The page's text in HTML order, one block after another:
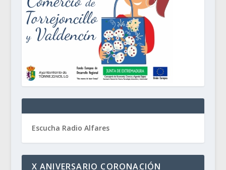
Escucha Radio Alfares
X ANIVERSARIO CORONACIÓN